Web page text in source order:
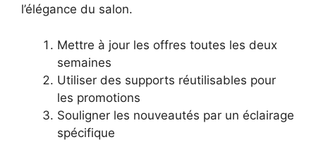
l’élégance du salon.
Mettre à jour les offres toutes les deux
semaines
Utiliser des supports réutilisables pour
les promotions
Souligner les nouveautés par un éclairage
spécifique